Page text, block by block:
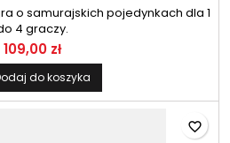
o samurajskich pojedynkach dla 1
4 graczy.
109,00 zł
do koszyka
favorite_border